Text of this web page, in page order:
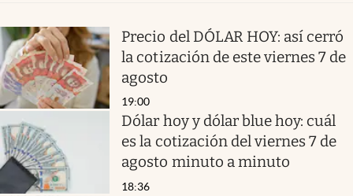
Precio del DÓLAR HOY: así cerró
la cotización de este viernes 7 de
agosto
19:00
Dólar hoy y dólar blue hoy: cuál
es la cotización del viernes 7 de
agosto minuto a minuto
18:36